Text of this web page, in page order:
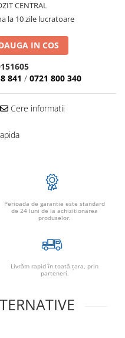
CENTRAL
la 10 zile lucratoare
IN COS
841 / 0721 800 340
Cere informatii
Perioada de garantie este standard
de 24 luni de la achizitionarea
produselor.
Livrăm rapid în toată țara, prin
parteneri.